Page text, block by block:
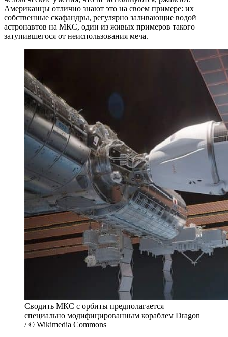
Американцы отлично знают это на своем примере: их
собственные скафандры, регулярно заливающие водой
астронавтов на МКС, один из живых примеров такого
затупившегося от неиспользования меча.
Сводить МКС с орбиты предполагается
специально модифицированным кораблем Dragon
/ © Wikimedia Commons